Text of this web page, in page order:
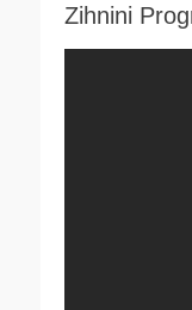
Zihnini